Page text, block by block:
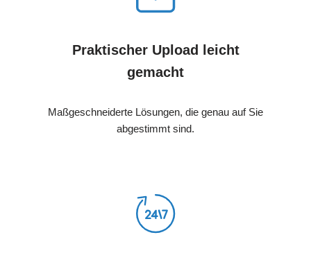
Praktischer Upload leicht
gemacht
Maßgeschneiderte Lösungen, die genau auf Sie
abgestimmt sind.